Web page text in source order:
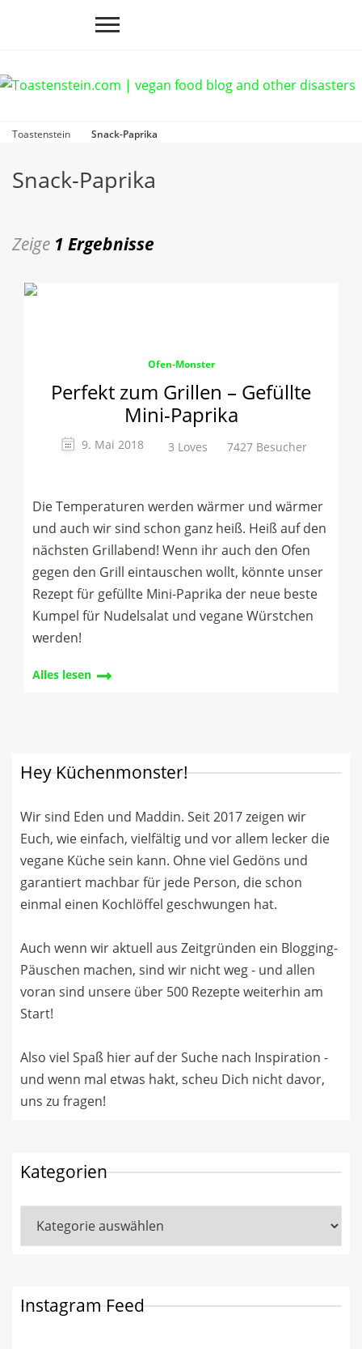
Toastenstein Snack-Paprika
Snack-Paprika
Zeige 1 Ergebnisse
Ofen-Monster
Perfekt zum Grillen – Gefüllte
Mini-Paprika
9. Mai 2018 3 Loves 7427 Besucher
Die Temperaturen werden wärmer und wärmer
und auch wir sind schon ganz heiß. Heiß auf den
nächsten Grillabend! Wenn ihr auch den Ofen
gegen den Grill eintauschen wollt, könnte unser
Rezept für gefüllte Mini-Paprika der neue beste
Kumpel für Nudelsalat und vegane Würstchen
werden!
Alles lesen
Hey Küchenmonster!
Wir sind Eden und Maddin. Seit 2017 zeigen wir
Euch, wie einfach, vielfältig und vor allem lecker die
vegane Küche sein kann. Ohne viel Gedöns und
garantiert machbar für jede Person, die schon
einmal einen Kochlöffel geschwungen hat.
Auch wenn wir aktuell aus Zeitgründen ein Blogging-
Päuschen machen, sind wir nicht weg - und allen
voran sind unsere über 500 Rezepte weiterhin am
Start!
Also viel Spaß hier auf der Suche nach Inspiration -
und wenn mal etwas hakt, scheu Dich nicht davor,
uns zu fragen!
Kategorien
Instagram Feed